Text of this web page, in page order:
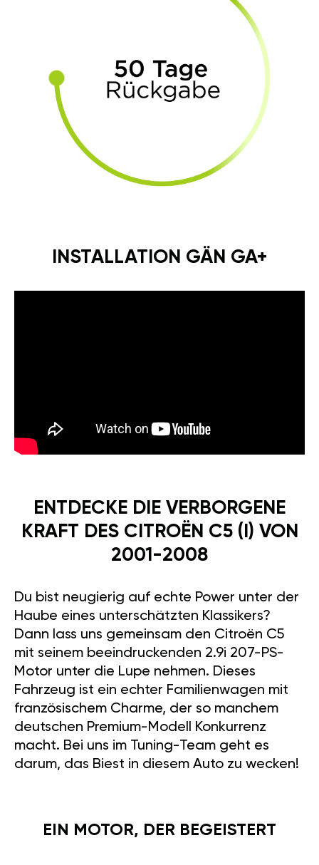
INSTALLATION GÄN GA+
ENTDECKE DIE VERBORGENE
KRAFT DES CITROËN C5 (I) VON
2001-2008
Du bist neugierig auf echte Power unter der
Haube eines unterschätzten Klassikers?
Dann lass uns gemeinsam den Citroën C5
mit seinem beeindruckenden 2.9i 207-PS-
Motor unter die Lupe nehmen. Dieses
Fahrzeug ist ein echter Familienwagen mit
französischem Charme, der so manchem
deutschen Premium-Modell Konkurrenz
macht. Bei uns im Tuning-Team geht es
darum, das Biest in diesem Auto zu wecken!
EIN MOTOR, DER BEGEISTERT